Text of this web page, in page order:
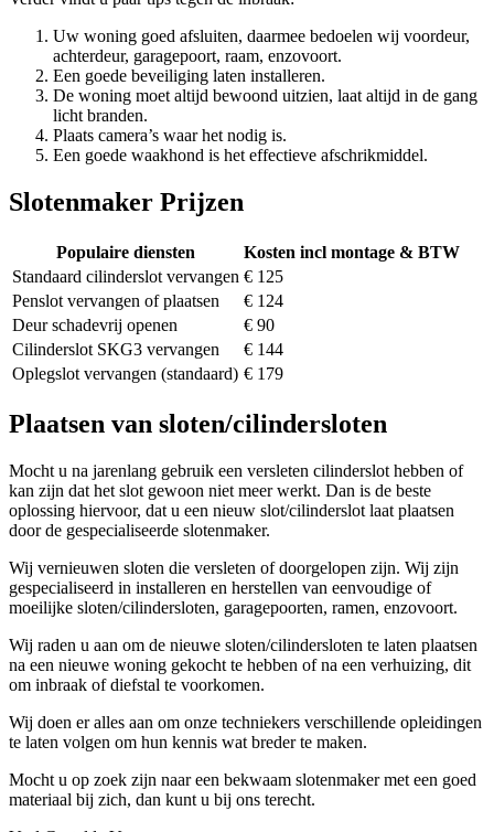
Uw woning goed afsluiten, daarmee bedoelen wij voordeur,
achterdeur, garagepoort, raam, enzovoort.
Een goede beveiliging laten installeren.
De woning moet altijd bewoond uitzien, laat altijd in de gang
licht branden.
Plaats camera’s waar het nodig is.
Een goede waakhond is het effectieve afschrikmiddel.
Slotenmaker Prijzen
Populaire diensten
Kosten incl montage & BTW
Standaard cilinderslot vervangen € 125
Penslot vervangen of plaatsen
€ 124
Deur schadevrij openen
€ 90
Cilinderslot SKG3 vervangen
€ 144
Oplegslot vervangen (standaard) € 179
Plaatsen van sloten/cilindersloten
Mocht u na jarenlang gebruik een versleten cilinderslot hebben of
kan zijn dat het slot gewoon niet meer werkt. Dan is de beste
oplossing hiervoor, dat u een nieuw slot/cilinderslot laat plaatsen
door de gespecialiseerde slotenmaker.
Wij vernieuwen sloten die versleten of doorgelopen zijn. Wij zijn
gespecialiseerd in installeren en herstellen van eenvoudige of
moeilijke sloten/cilindersloten, garagepoorten, ramen, enzovoort.
Wij raden u aan om de nieuwe sloten/cilindersloten te laten plaatsen
na een nieuwe woning gekocht te hebben of na een verhuizing, dit
om inbraak of diefstal te voorkomen.
Wij doen er alles aan om onze techniekers verschillende opleidingen
te laten volgen om hun kennis wat breder te maken.
Mocht u op zoek zijn naar een bekwaam slotenmaker met een goed
materiaal bij zich, dan kunt u bij ons terecht.